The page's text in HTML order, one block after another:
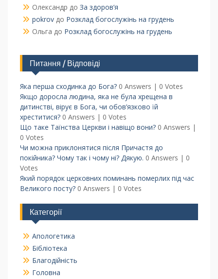
Олександр до За здоров’я
pokrovдо Розклад богослужінь на грудень
Ольга до Розклад богослужінь на грудень
Питання / Відповіді
Яка перша сходинка до Бога? 0 Answers | 0 Votes
Якщо доросла людина, яка не була хрещена в
дитинстві, вірує в Бога, чи обов’язково їй
хреститися? 0 Answers | 0 Votes
Що таке Таїнства Церкви і навіщо вони? 0 Answers |
0 Votes
Чи можна приклонятися після Причастя до
покійника? Чому так і чому ні? Дякую. 0 Answers | 0
Votes
Який порядок церковних поминань померлих під час
Великого посту? 0 Answers | 0 Votes
Категорії
Апологетика
Бібліотека
Благодійність
Головна